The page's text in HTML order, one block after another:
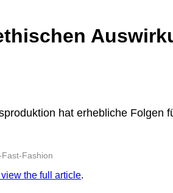
hat erhebliche Folgen
Fashion
the full article.